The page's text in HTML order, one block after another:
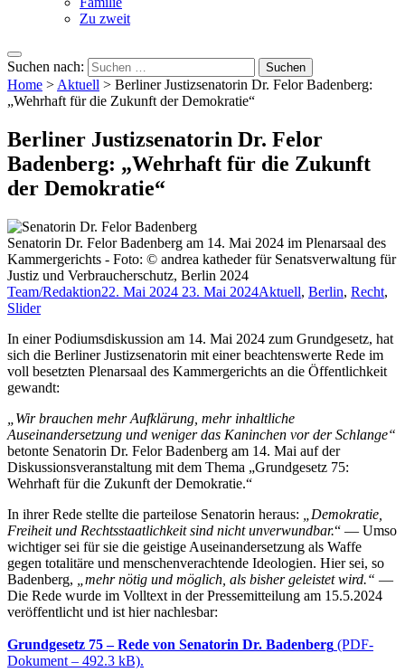
Zu zweit
Suchen nach:
Home >Aktuell > Berliner Justizsenatorin Dr. Felor Badenberg:
„Wehrhaft für die Zukunft der Demokratie“
Berliner Justizsenatorin Dr. Felor
Badenberg: „Wehrhaft für die Zukunft
der Demokratie“
Senatorin Dr. Felor Badenberg am 14. Mai 2024 im Plenarsaal des
Kammergerichts - Foto: © andrea katheder für Senatsverwaltung für
Justiz und Verbraucherschutz, Berlin 2024
Team/Redaktion22. Mai 2024 23. Mai 2024Aktuell, Berlin, Recht,
Slider
In einer Podiumsdiskussion am 14. Mai 2024 zum Grundgesetz, hat
sich die Berliner Justizsenatorin mit einer beachtenswerte Rede im
voll besetzten Plenarsaal des Kammergerichts an die Öffentlichkeit
gewandt:
„Wir brauchen mehr Aufklärung, mehr inhaltliche
Auseinandersetzung und weniger das Kaninchen vor der Schlange“
betonte Senatorin Dr. Felor Badenberg am 14. Mai auf der
Diskussionsveranstaltung mit dem Thema „Grundgesetz 75:
Wehrhaft für die Zukunft der Demokratie.“
In ihrer Rede stellte die parteilose Senatorin heraus:
„Demokratie,
Freiheit und Rechtsstaatlichkeit sind nicht unverwundbar.“ — Umso
wichtiger sei für sie die geistige Auseinandersetzung als Waffe
gegen totalitäre und menschenverachtende Ideologien. Hier sei, so
Badenberg,
„mehr nötig und möglich, als bisher geleistet wird.“ —
Die Rede wurde im Volltext in der Pressemitteilung am 15.5.2024
veröffentlicht und ist hier nachlesbar:
Grundgesetz 75 – Rede von Senatorin Dr. Badenberg (PDF-
Dokument – 492.3 kB).